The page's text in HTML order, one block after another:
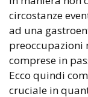
circostanze
ad una
preoccupazioni
comprese in
Ecco quindi
cruciale in